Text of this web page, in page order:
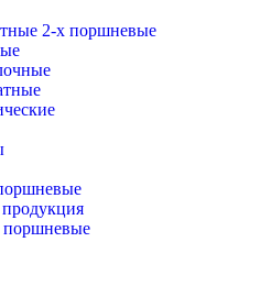
2-х поршневые
поршневые